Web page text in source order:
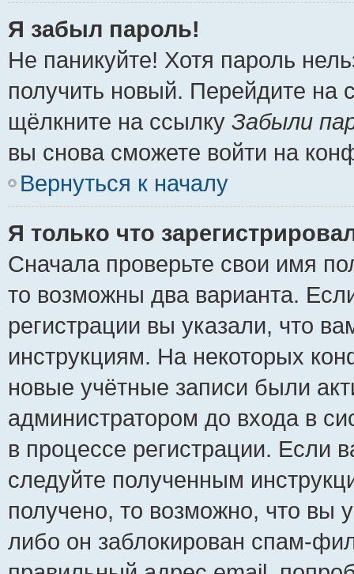
Я забыл пароль!
Не паникуйте! Хотя пароль
получить новый. Перейдите на
щёлкните на ссылку Забыли
вы снова сможете войти на
Вернуться к началу
Я только что
Сначала проверьте свои имя
то возможны два варианта.
регистрации вы указали, что
инструкциям. На некоторых
новые учётные записи были
администратором до входа в
в процессе регистрации.
следуйте полученным
получено, то возможно, что вы
либо он заблокирован спам-